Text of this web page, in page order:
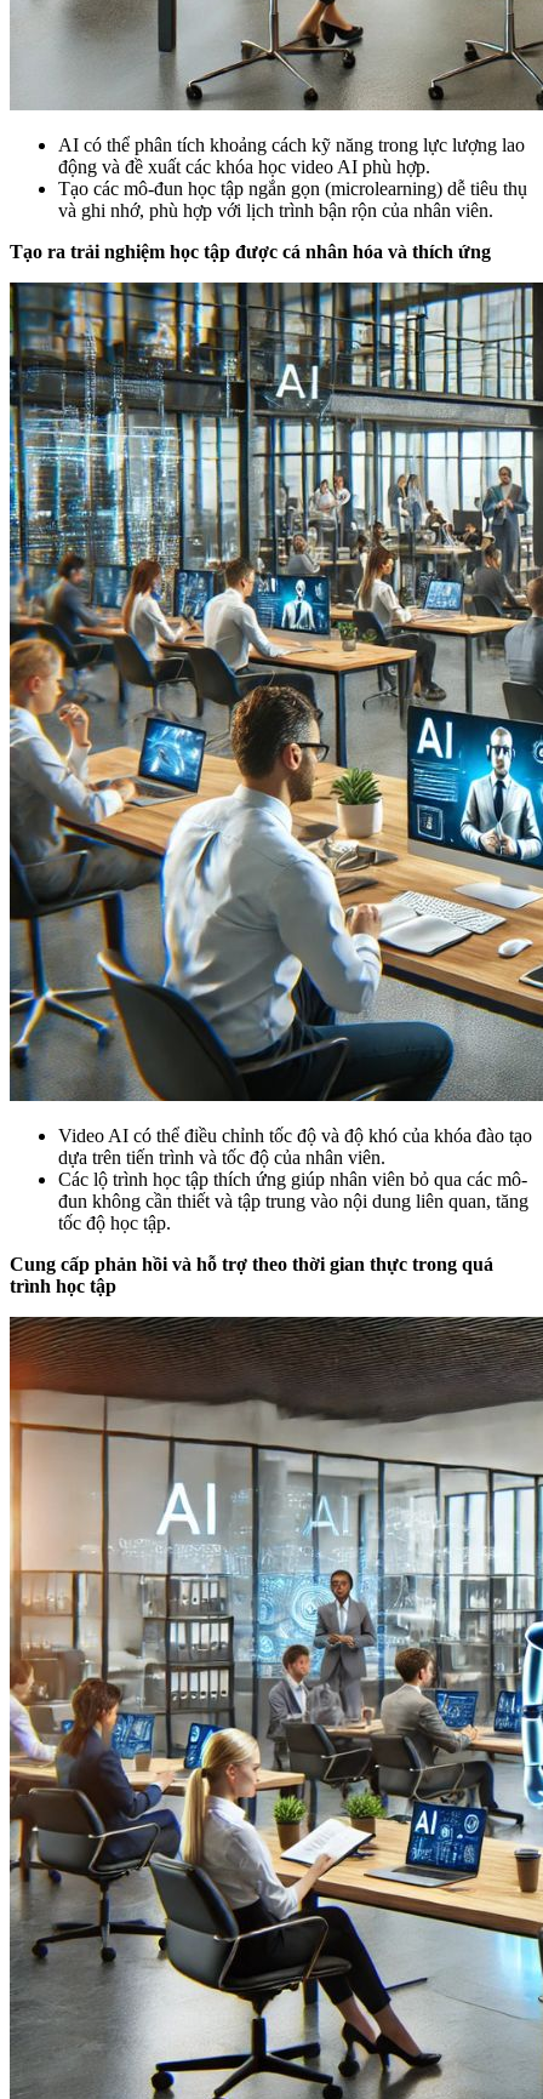
AI có thể phân tích khoảng cách kỹ năng trong lực lượng lao
động và đề xuất các khóa học video AI phù hợp.
Tạo các mô-đun học tập ngắn gọn (microlearning) dễ tiêu thụ
và ghi nhớ, phù hợp với lịch trình bận rộn của nhân viên.
Tạo ra trải nghiệm học tập được cá nhân hóa và thích ứng
Video AI có thể điều chỉnh tốc độ và độ khó của khóa đào tạo
dựa trên tiến trình và tốc độ của nhân viên.
Các lộ trình học tập thích ứng giúp nhân viên bỏ qua các mô-
đun không cần thiết và tập trung vào nội dung liên quan, tăng
tốc độ học tập.
Cung cấp phản hồi và hỗ trợ theo thời gian thực trong quá
trình học tập